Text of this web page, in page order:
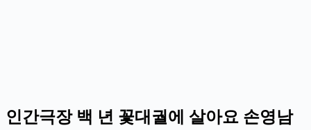
인간극장 백 년 꽃대궐에 살아요 손영남